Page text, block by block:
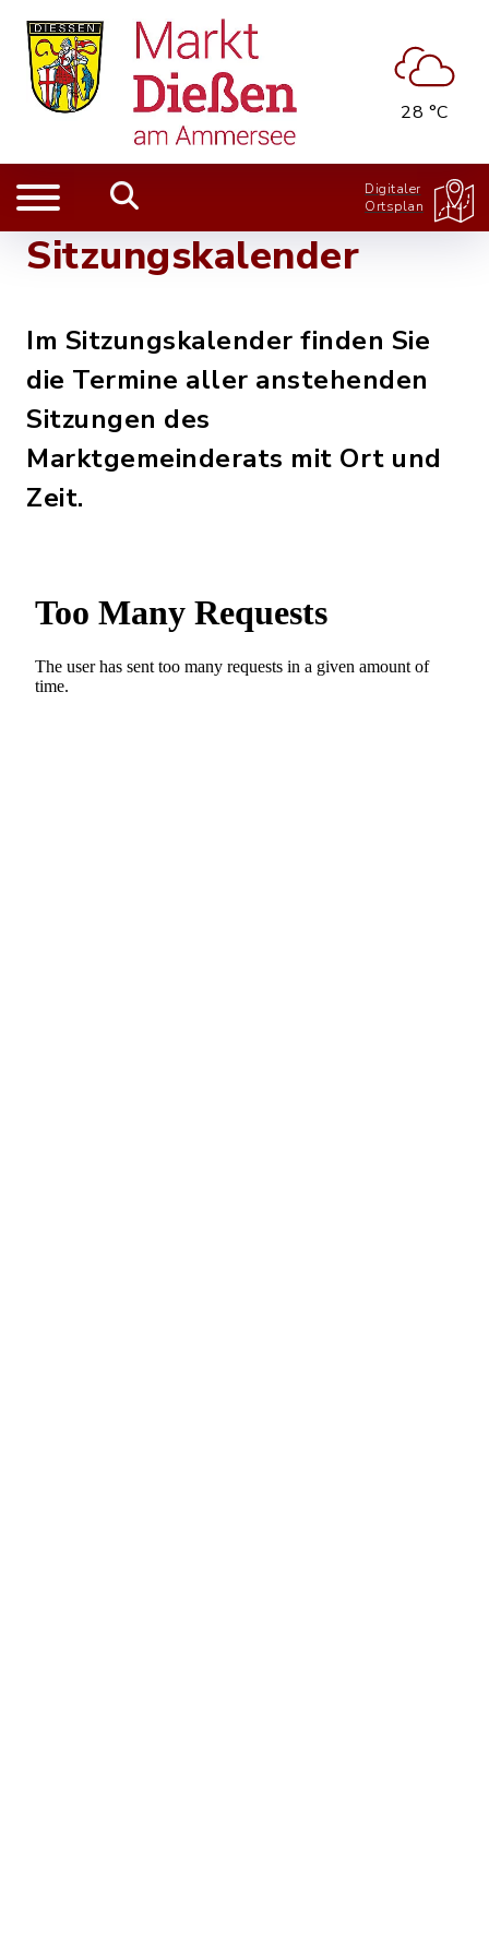
28 °C
Digitaler
Ortsplan
Sitzungskalender
Im Sitzungskalender finden Sie
die Termine aller anstehenden
Sitzungen des
Marktgemeinderats mit Ort und
Zeit.